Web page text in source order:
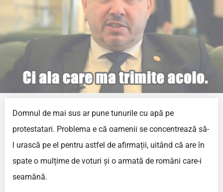
Domnul de mai sus ar pune tunurile cu apă pe
protestatari. Problema e că oamenii se concentrează să-
l urască pe el pentru astfel de afirmații, uitând că are în
spate o mulțime de voturi și o armată de români care-i
seamănă.